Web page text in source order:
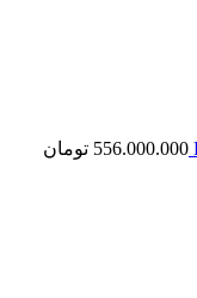
556.000.000 تومان